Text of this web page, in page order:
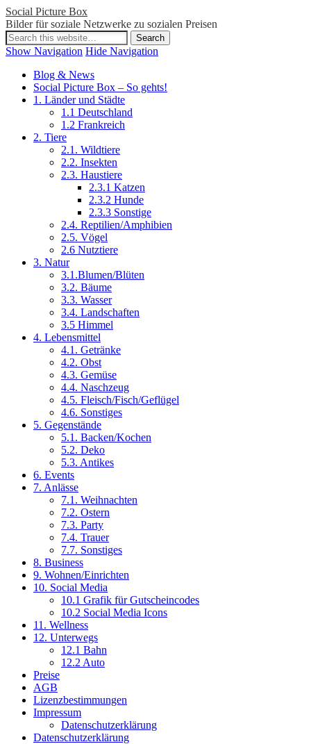
Social Picture Box
Bilder für soziale Netzwerke zu sozialen Preisen
Show Navigation Hide Navigation
Blog & News
Social Picture Box – So gehts!
1. Länder und Städte
1.1 Deutschland
1.2 Frankreich
2. Tiere
2.1. Wildtiere
2.2. Insekten
2.3. Haustiere
2.3.1 Katzen
2.3.2 Hunde
2.3.3 Sonstige
2.4. Reptilien/Amphibien
2.5. Vögel
2.6 Nutztiere
3. Natur
3.1.Blumen/Blüten
3.2. Bäume
3.3. Wasser
3.4. Landschaften
3.5 Himmel
4. Lebensmittel
4.1. Getränke
4.2. Obst
4.3. Gemüse
4.4. Naschzeug
4.5. Fleisch/Fisch/Geflügel
4.6. Sonstiges
5. Gegenstände
5.1. Backen/Kochen
5.2. Deko
5.3. Antikes
6. Events
7. Anlässe
7.1. Weihnachten
7.2. Ostern
7.3. Party
7.4. Trauer
7.7. Sonstiges
8. Business
9. Wohnen/Einrichten
10. Social Media
10.1 Grafik für Gutscheincodes
10.2 Social Media Icons
11. Wellness
12. Unterwegs
12.1 Bahn
12.2 Auto
Preise
AGB
Lizenzbestimmungen
Impressum
Datenschutzerklärung
Datenschutzerklärung